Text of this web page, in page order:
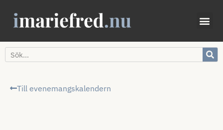
Till evenemangskalendern